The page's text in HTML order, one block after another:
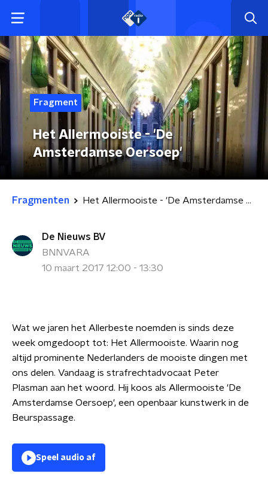
Fragment
Het Allermooiste - 'De
Amsterdamse Oersoep'
Fragmenten Het Allermooiste - 'De Amsterdamse Oersoep'
De Nieuws BV
BNNVARA
10 maart 2017 12:00 - 13:30
Wat we jaren het Allerbeste noemden is sinds deze
week omgedoopt tot: Het Allermooiste. Waarin nog
altijd prominente Nederlanders de mooiste dingen met
ons delen. Vandaag is strafrechtadvocaat Peter
Plasman aan het woord. Hij koos als Allermooiste 'De
Amsterdamse Oersoep', een openbaar kunstwerk in de
Beurspassage.
Speel audio af